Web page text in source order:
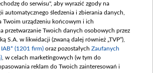
zgłoszeń wewnętrznych
do serwisu", aby wyrazić zgody na
automatycznego śledzenia i zbierania danych,
Twoim urządzeniu końcowym i ich
przetwarzanie Twoich danych osobowych przez
S.A. w likwidacji (zwaną dalej również „TVP”),
(1201 firm) oraz pozostałych Zaufanych
, w celach marketingowych (w tym do
reklam do Twoich zainteresowań i